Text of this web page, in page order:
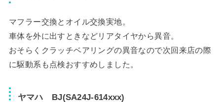
マフラー交換とオイル交換実地。
車体を外に出すときなどリアタイヤから異音。
おそらくクラッチベアリングの異音なので次回来店の際
に駆動系も点検おすすめしました。
ヤマハ BJ(SA24J-614xxx)